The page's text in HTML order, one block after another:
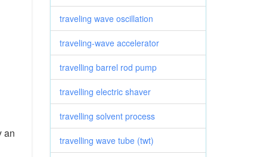
an
traveling wave oscillation
traveling-wave accelerator
travelling barrel rod pump
travelling electric shaver
travelling solvent process
travelling wave tube (twt)